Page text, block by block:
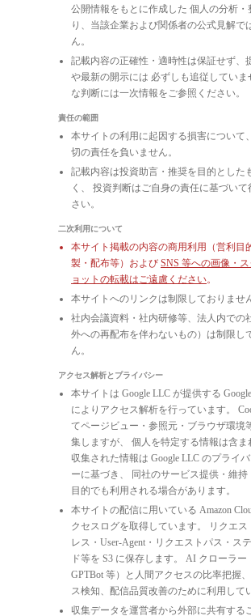
公開情報をもとに作成した 個人の分析・
り、当該企業および関係者の公式見解で
ん。
記載内容の正確性・適時性は保証せず、
や最新の開示には 必ずしも追従していま
な判断には一次情報をご参照ください。
責任の範囲
本サイトの利用に起因する損害について
切の責任を負いません。
記載内容は投資助言・推奨を目的とした
く、 投資判断はご自身の責任に基づいて
さい。
二次利用について
本サイト掲載の内容の商用利用（営利目
製・配布等）および SNS 等への画像・
ョットの転載はご遠慮ください。
本サイトへのリンクは制限しておりませ
社内会議資料・社内研修等、法人内での
外への再配布を伴わないもの）は制限し
ん。
アクセス解析とプライバシー
本サイトは Google LLC が提供する
によりアクセス解析を行っています。
てページビュー・参照元・ブラウザ環境
集しますが、 個人を特定する情報は含ま
収集された情報は Google LLC のプライ
ーに基づき、 同社のサービス提供・維持
目的でも利用される場合があります。
本サイトの配信に用いている Amazon
クセスログを取得しています。 リクエス
レス・User-Agent・リクエストパス・ス
ド等を S3 に保存します。 AI クローラー
GPTBot 等）と人間アクセスの比率把握
ス検知、配信品質改善のために利用して
収集データを運営者から外部に共有する